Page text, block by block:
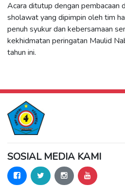
Acara ditutup dengan pembacaan
sholawat yang dipimpin oleh tim
penuh syukur dan kebersamaan
kekhidmatan peringatan Maulid
tahun ini.
SOSIAL MEDIA KAMI